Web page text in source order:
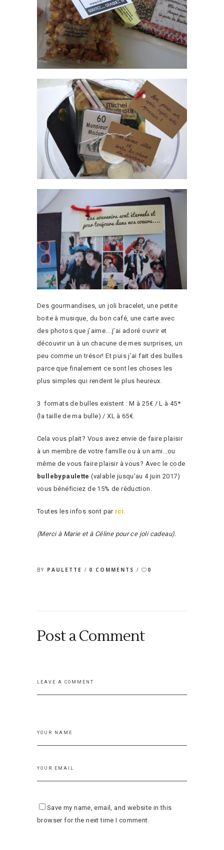
Des gourmandises, un joli bracelet, une petite
boite à musique, du bon café, une carte avec
des photos que j’aime….j’ai adoré ouvrir et
découvrir un à un chacune de mes surprises, un
peu comme un trésor! Et puis j’ai fait des bulles
parce que finalement ce sont les choses les
plus simples qui rendent le plus heureux.
3 formats de bulles existent : M à 25€ / L à 45*
(la taille de ma bulle) / XL à 65€.
Cela vous plait? Vous avez envie de faire plaisir
à un membre de votre famille ou à un ami…ou
même de vous faire plaisir à vous? Avec le code
bullebypaulette (valable jusqu’au 4 juin 2017)
vous bénéficiez de 15% de réduction.
Toutes les infos sont par ici
(Merci à Marie et à Céline pour ce joli cadeau).
BY PAULETTE 0 COMMENTS 0
Post a Comment
Save my name, email, and website in this
browser for the next time I comment.